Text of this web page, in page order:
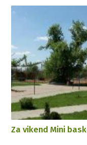
Za vikend Mini